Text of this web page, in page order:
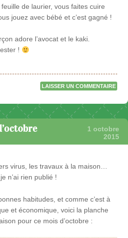
de laurier, vous faites cuire
jouez avec bébé et c’est gagné !
adore l’avocat et le kaki.
!
LAISSER UN COMMENTAIRE
1 octobre
2015
virus, les travaux à la maison…
n’ai rien publié !
habitudes, et comme c’est à
et économique, voici la planche
pour ce mois d’octobre :